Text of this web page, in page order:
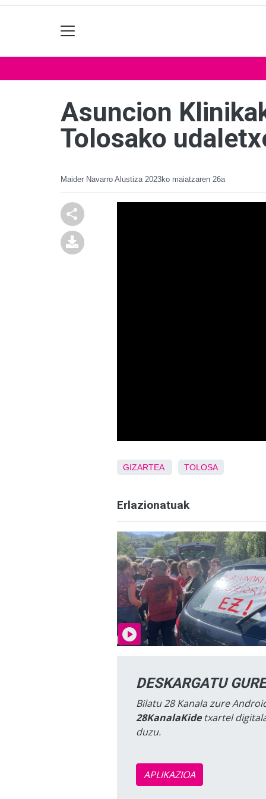
Asuncion
Tolosako
Maider Navarro Alustiza 2023ko maiatzaren 26a
GIZARTEA TOLOSA
Erlazionatuak
DESKARGATU
Bilatu 28 Kanala zure
28KanalaKidetxartel
duzu.
APLIKAZIOA